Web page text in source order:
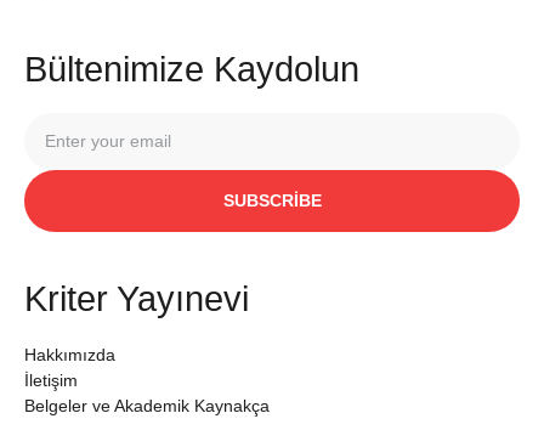
Bültenimize Kaydolun
SUBSCRIBE
Kriter Yayınevi
Hakkımızda
İletişim
Belgeler ve Akademik Kaynakça